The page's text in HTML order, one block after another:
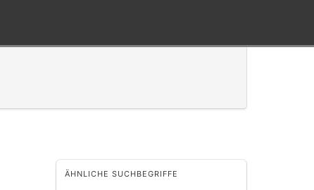
ÄHNLICHE SUCHBEGRIFFE